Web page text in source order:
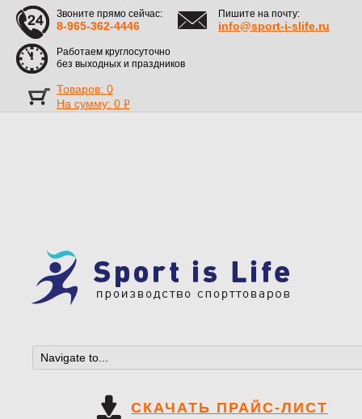
Звоните прямо сейчас:
8-965-362-4446
Пишите на почту:
info@sport-i-slife.ru
Работаем круглосуточно
без выходных и праздников
Товаров: 0
На сумму: 0 Р
СКАЧАТЬ ПРАЙС-ЛИСТ